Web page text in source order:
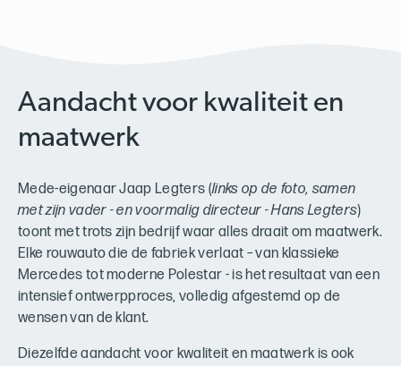
Aandacht voor kwaliteit en
maatwerk
Mede-eigenaar Jaap Legters (links op de foto, samen
met zijn vader - en voormalig directeur - Hans Legters)
toont met trots zijn bedrijf waar alles draait om maatwerk.
Elke rouwauto die de fabriek verlaat – van klassieke
Mercedes tot moderne Polestar - is het resultaat van een
intensief ontwerpproces, volledig afgestemd op de
wensen van de klant.
Diezelfde aandacht voor kwaliteit en maatwerk is ook